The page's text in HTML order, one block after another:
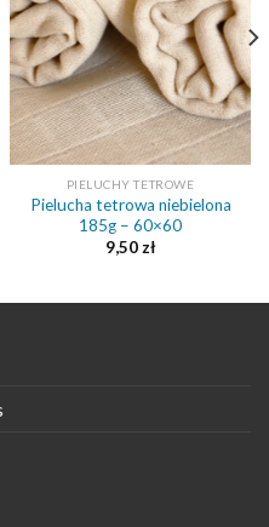
PIELUCHY TETROWE
Pielucha tetrowa niebielona
185g – 60×60
9,50zł